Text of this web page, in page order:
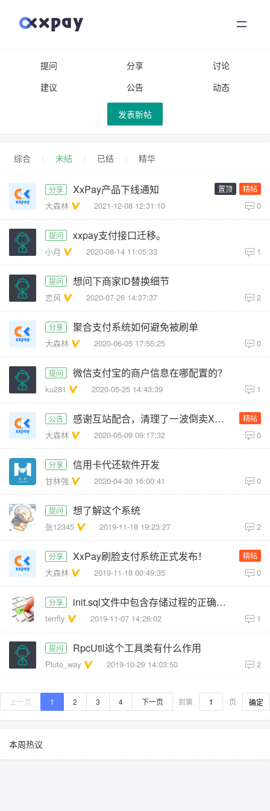
登录
注册
提问 分享
讨论
建议
公告 动态
发表新帖
综合 未结 已结 精华
分享 XxPay产品下线通知
大森林 2021-12-08 12:31:10 0
置顶 精帖
提问 xxpay支付接口迁移。
小月 2020-08-14 11:05:33 1
提问 想问下商家ID替换细节
恋风 2020-07-26 14:37:37 2
分享 聚合支付系统如何避免被刷单
大森林 2020-06-05 17:55:25 0
提问 微信支付宝的商户信息在哪配置的？
ku281 2020-05-25 14:43:39 1
公告 感谢互站配合，清理了一波倒卖XxPay的！
大森林 2020-05-09 09:17:32 0
精帖
分享 信用卡代还软件开发
甘林强 2020-04-30 16:00:41 0
提问 想了解这个系统
张12345 2019-11-18 19:23:27 2
分享 XxPay刷脸支付系统正式发布！
大森林 2019-11-18 00:49:35 0
精帖
分享 init.sql文件中包含存储过程的正确导入方式
terrfly 2019-11-07 14:26:02 1
提问 RpcUtil这个工具类有什么作用
Pluto_way 2019-10-29 14:03:50 2
上一页 1 2 3 4 下一页 到第 页 确定
本周热议